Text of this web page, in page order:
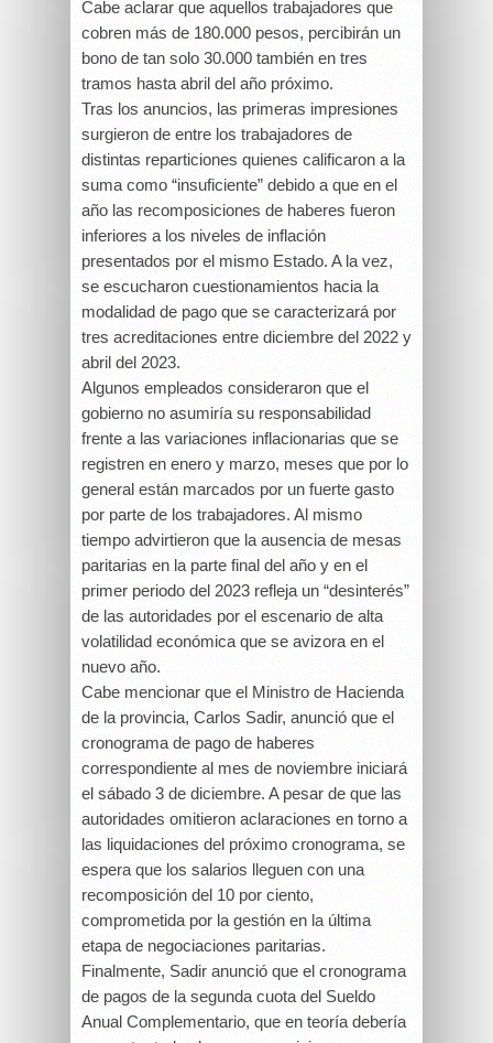
Cabe aclarar que aquellos trabajadores que
cobren más de 180.000 pesos, percibirán un
bono de tan solo 30.000 también en tres
tramos hasta abril del año próximo.
Tras los anuncios, las primeras impresiones
surgieron de entre los trabajadores de
distintas reparticiones quienes calificaron a la
suma como “insuficiente” debido a que en el
año las recomposiciones de haberes fueron
inferiores a los niveles de inflación
presentados por el mismo Estado. A la vez,
se escucharon cuestionamientos hacia la
modalidad de pago que se caracterizará por
tres acreditaciones entre diciembre del 2022 y
abril del 2023.
Algunos empleados consideraron que el
gobierno no asumiría su responsabilidad
frente a las variaciones inflacionarias que se
registren en enero y marzo, meses que por lo
general están marcados por un fuerte gasto
por parte de los trabajadores. Al mismo
tiempo advirtieron que la ausencia de mesas
paritarias en la parte final del año y en el
primer periodo del 2023 refleja un “desinterés”
de las autoridades por el escenario de alta
volatilidad económica que se avizora en el
nuevo año.
Cabe mencionar que el Ministro de Hacienda
de la provincia, Carlos Sadir, anunció que el
cronograma de pago de haberes
correspondiente al mes de noviembre iniciará
el sábado 3 de diciembre. A pesar de que las
autoridades omitieron aclaraciones en torno a
las liquidaciones del próximo cronograma, se
espera que los salarios lleguen con una
recomposición del 10 por ciento,
comprometida por la gestión en la última
etapa de negociaciones paritarias.
Finalmente, Sadir anunció que el cronograma
de pagos de la segunda cuota del Sueldo
Anual Complementario, que en teoría debería